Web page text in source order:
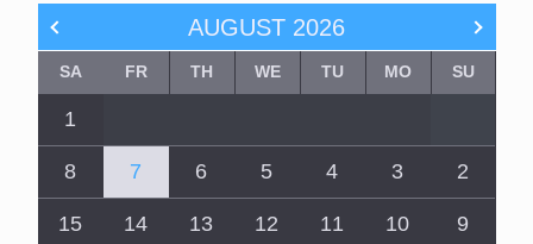
AUGUST 2026
SU
MO
TU
WE
TH
FR
SA
1
2
3
4
5
6
7
8
9
10
11
12
13
14
15